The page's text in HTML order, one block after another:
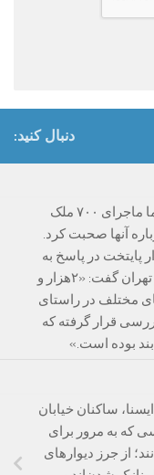
دنبال کنید:
چرا اجازه پاسخ به فتاح را نمی‌دهید؟اما ماجرای ۷۰۰ ملک
آنها صحبت کرد.
پایتخت در پاسخ به
سیدمحمود میرلوحی عضو شورای شهر تهران گفت: «۲هزار و
مختلف در راستای
بررسی قرار گرفته که
ساکنان خیابان
که به مرور برای
از جرز دیوارهای